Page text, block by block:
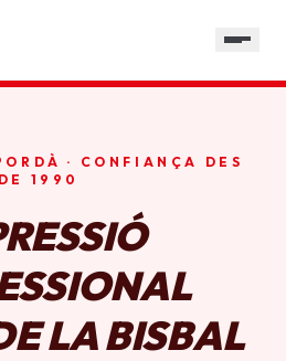
· CONFIANÇA DES
DE 1990
LA BISBAL